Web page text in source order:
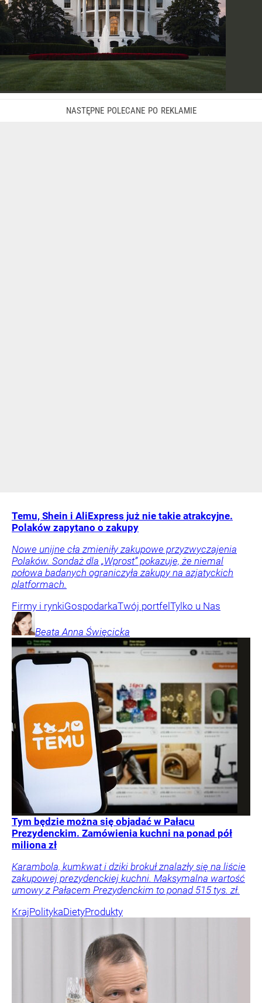
Temu, Shein i AliExpress już nie takie atrakcyjne.
Polaków zapytano o zakupy
Nowe unijne cła zmieniły zakupowe przyzwyczajenia
Polaków. Sondaż dla „Wprost” pokazuje, że niemal
połowa badanych ograniczyła zakupy na azjatyckich
platformach.
Firmy i rynkiGospodarkaTwój portfel Tylko u Nas
Beata Anna Święcicka
Tym będzie można się objadać w Pałacu
Prezydenckim. Zamówienia kuchni na ponad pół
miliona zł
Karambola, kumkwat i dziki brokuł znalazły się na liście
zakupowej prezydenckiej kuchni. Maksymalna wartość
umowy z Pałacem Prezydenckim to ponad 515 tys. zł.
KrajPolitykaDietyProdukty